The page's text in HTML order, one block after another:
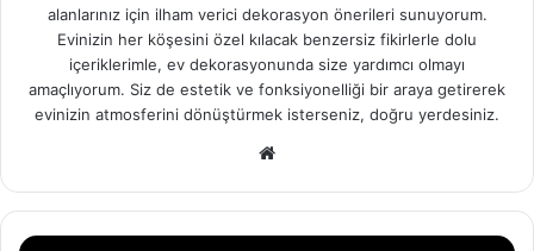
alanlarınız için ilham verici dekorasyon önerileri sunuyorum.
Evinizin her köşesini özel kılacak benzersiz fikirlerle dolu
içeriklerimle, ev dekorasyonunda size yardımcı olmayı
amaçlıyorum. Siz de estetik ve fonksiyonelliği bir araya getirerek
evinizin atmosferini dönüştürmek isterseniz, doğru yerdesiniz.
sit
esi